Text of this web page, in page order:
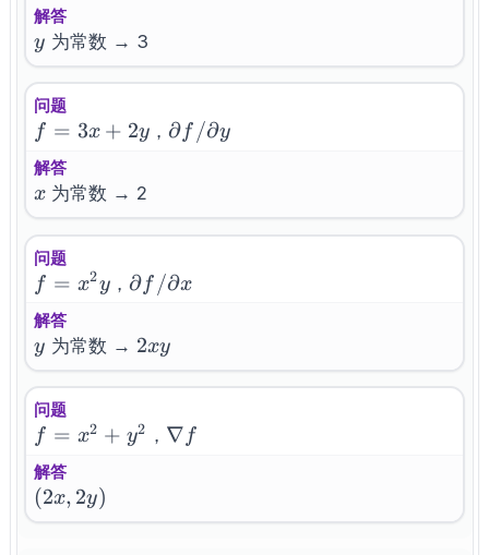
解答
y
y 为常数 → 3
问题
f=3x+2y
f = 3x + 2y ，\partial
∂ f /∂y
解答
x
x 为常数 → 2
问题
f=x^{2}y
f = x2y ，\partial
x
∂ f /∂x
解答
y
y 为常数 → 2xy
2xy
问题
f=x^{2}+y^{2}
f = x2 + y2 ， \nabla
∇ f
解答
(2x,
(2x, 2y)